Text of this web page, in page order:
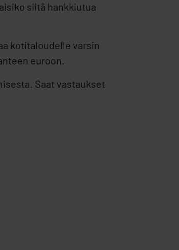
siitä hankkiutua
kotitaloudelle varsin
euroon.
Saat vastaukset